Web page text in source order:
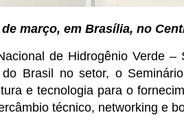
março, em Brasília, no
de Hidrogênio Verde
Brasil no setor, o
e tecnologia para o
técnico, networking e